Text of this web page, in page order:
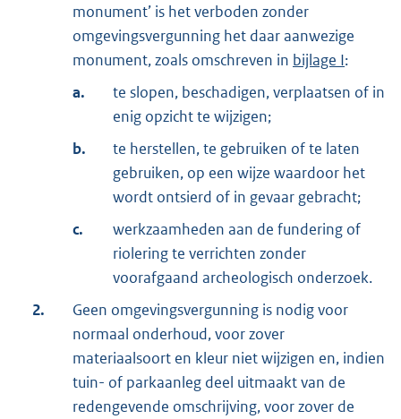
monument’ is het verboden zonder
omgevingsvergunning het daar aanwezige
monument, zoals omschreven in bijlage I:
a.
te slopen, beschadigen, verplaatsen of in
enig opzicht te wijzigen;
b.
te herstellen, te gebruiken of te laten
gebruiken, op een wijze waardoor het
wordt ontsierd of in gevaar gebracht;
c.
werkzaamheden aan de fundering of
riolering te verrichten zonder
voorafgaand archeologisch onderzoek.
2.
Geen omgevingsvergunning is nodig voor
normaal onderhoud, voor zover
materiaalsoort en kleur niet wijzigen en, indien
tuin- of parkaanleg deel uitmaakt van de
redengevende omschrijving, voor zover de